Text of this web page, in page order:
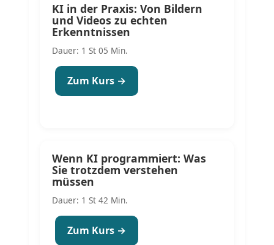
KI in der Praxis: Von Bildern
und Videos zu echten
Erkenntnissen
Dauer: 1 St 05 Min.
Zum Kurs →
Wenn KI programmiert: Was
Sie trotzdem verstehen
müssen
Dauer: 1 St 42 Min.
Zum Kurs →